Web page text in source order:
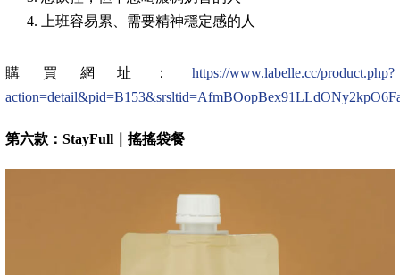
上班容易累、需要精神穩定感的人
購買網址： https://www.labelle.cc/product.php?
第六款：StayFull｜搖搖袋餐